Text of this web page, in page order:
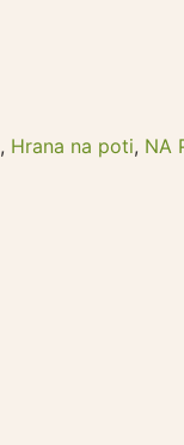
, Hrana na poti, NA